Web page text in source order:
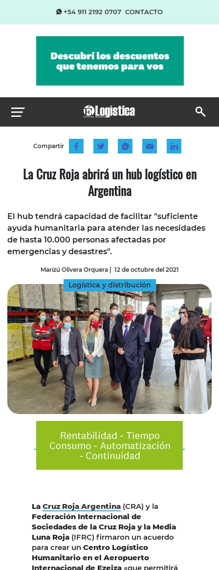
+54 911 2192 0707 CONTACTO
Compartir
La Cruz Roja abrirá un hub logístico en
Argentina
El hub tendrá capacidad de facilitar "suficiente
ayuda humanitaria para atender las necesidades
de hasta 10.000 personas afectadas por
emergencias y desastres".
Marizú Olivera Orquera| 12 de octubre del 2021
Logística y distribución
La Cruz Roja Argentina (CRA) y la
Federación Internacional de
Sociedades de la Cruz Roja y la Media
Luna Roja (IFRC) firmaron un acuerdo
para crear un Centro Logístico
Humanitario en el Aeropuerto
Internacional de Ezeiza «que permitirá